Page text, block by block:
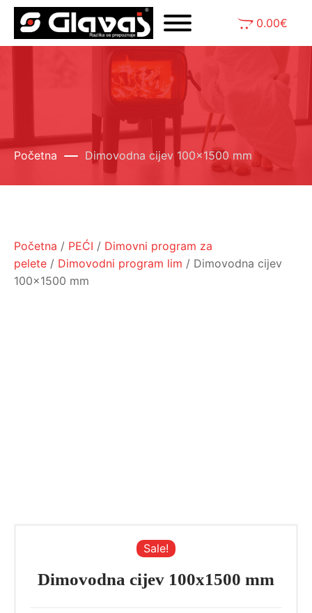
0.00€
Početna Dimovodna cijev 100x1500 mm
Početna / PEĆI / Dimovni program za
pelete / Dimovodni program lim / Dimovodna cijev
100x1500 mm
Sale!
Dimovodna cijev 100x1500 mm